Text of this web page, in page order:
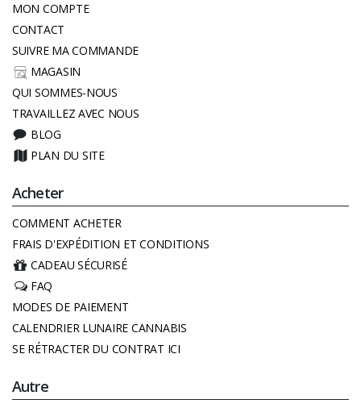
MON COMPTE
CONTACT
SUIVRE MA COMMANDE
MAGASIN
QUI SOMMES-NOUS
TRAVAILLEZ AVEC NOUS
BLOG
PLAN DU SITE
Acheter
COMMENT ACHETER
FRAIS D'EXPÉDITION ET CONDITIONS
CADEAU SÉCURISÉ
FAQ
MODES DE PAIEMENT
CALENDRIER LUNAIRE CANNABIS
SE RÉTRACTER DU CONTRAT ICI
Autre